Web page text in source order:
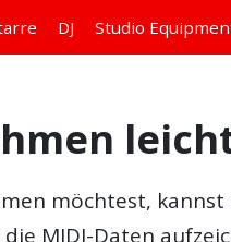
DJ Studio
möchtest, kannst
MIDI-Daten